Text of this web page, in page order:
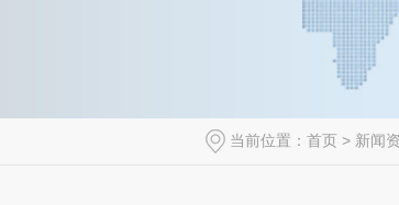
当前位置： 首页 > 新闻